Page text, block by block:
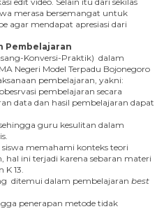
merasa bersemangat untuk
agar mendapat apresiasi dari
Pembelajaran
Konversi-Praktik) dalam
Negeri Model Terpadu Bojonegoro
pembelajaran, yakni:
pembelajaran secara
data dan hasil pembelajaran dapat
guru kesulitan dalam
memahami konteks teori
ini terjadi karena sebaran materi
K 13.
ditemui dalam pembelajaran best
penerapan metode tidak